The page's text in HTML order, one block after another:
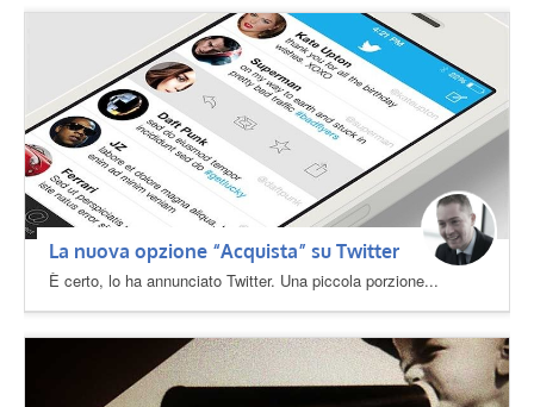
La nuova opzione “Acquista” su Twitter
È certo, lo ha annunciato Twitter. Una piccola porzione...